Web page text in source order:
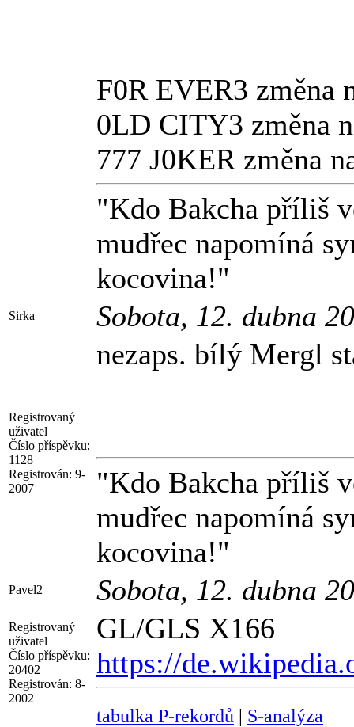
F0R EVER3 změna
0LD CITY3 změna
777 J0KER změna
"Kdo Bakcha příliš
mudřec napomíná
kocovina!"
Sirka Sobota, 12. dubna
Registrovaný
uživatel
Číslo příspěvku:
1128
Registrován: 9-
2007
nezaps. bílý Mergl
"Kdo Bakcha příliš
mudřec napomíná
kocovina!"
Pavel2 Sobota, 12. dubna
Registrovaný
uživatel
Číslo příspěvku:
20402
Registrován: 8-
2002
GL/GLS X166
https://
tabulka P-rekordů | S-analýza